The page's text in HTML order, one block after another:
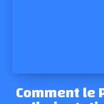
Comment le